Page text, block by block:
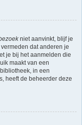
niet aanvinkt, blijf je
dat anderen je
je bij het aanmelden die
maakt van een
in een
heeft de beheerder deze